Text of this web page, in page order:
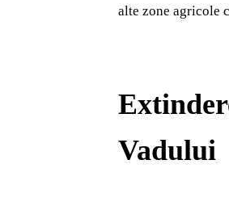
alte zone agricole
Vadului